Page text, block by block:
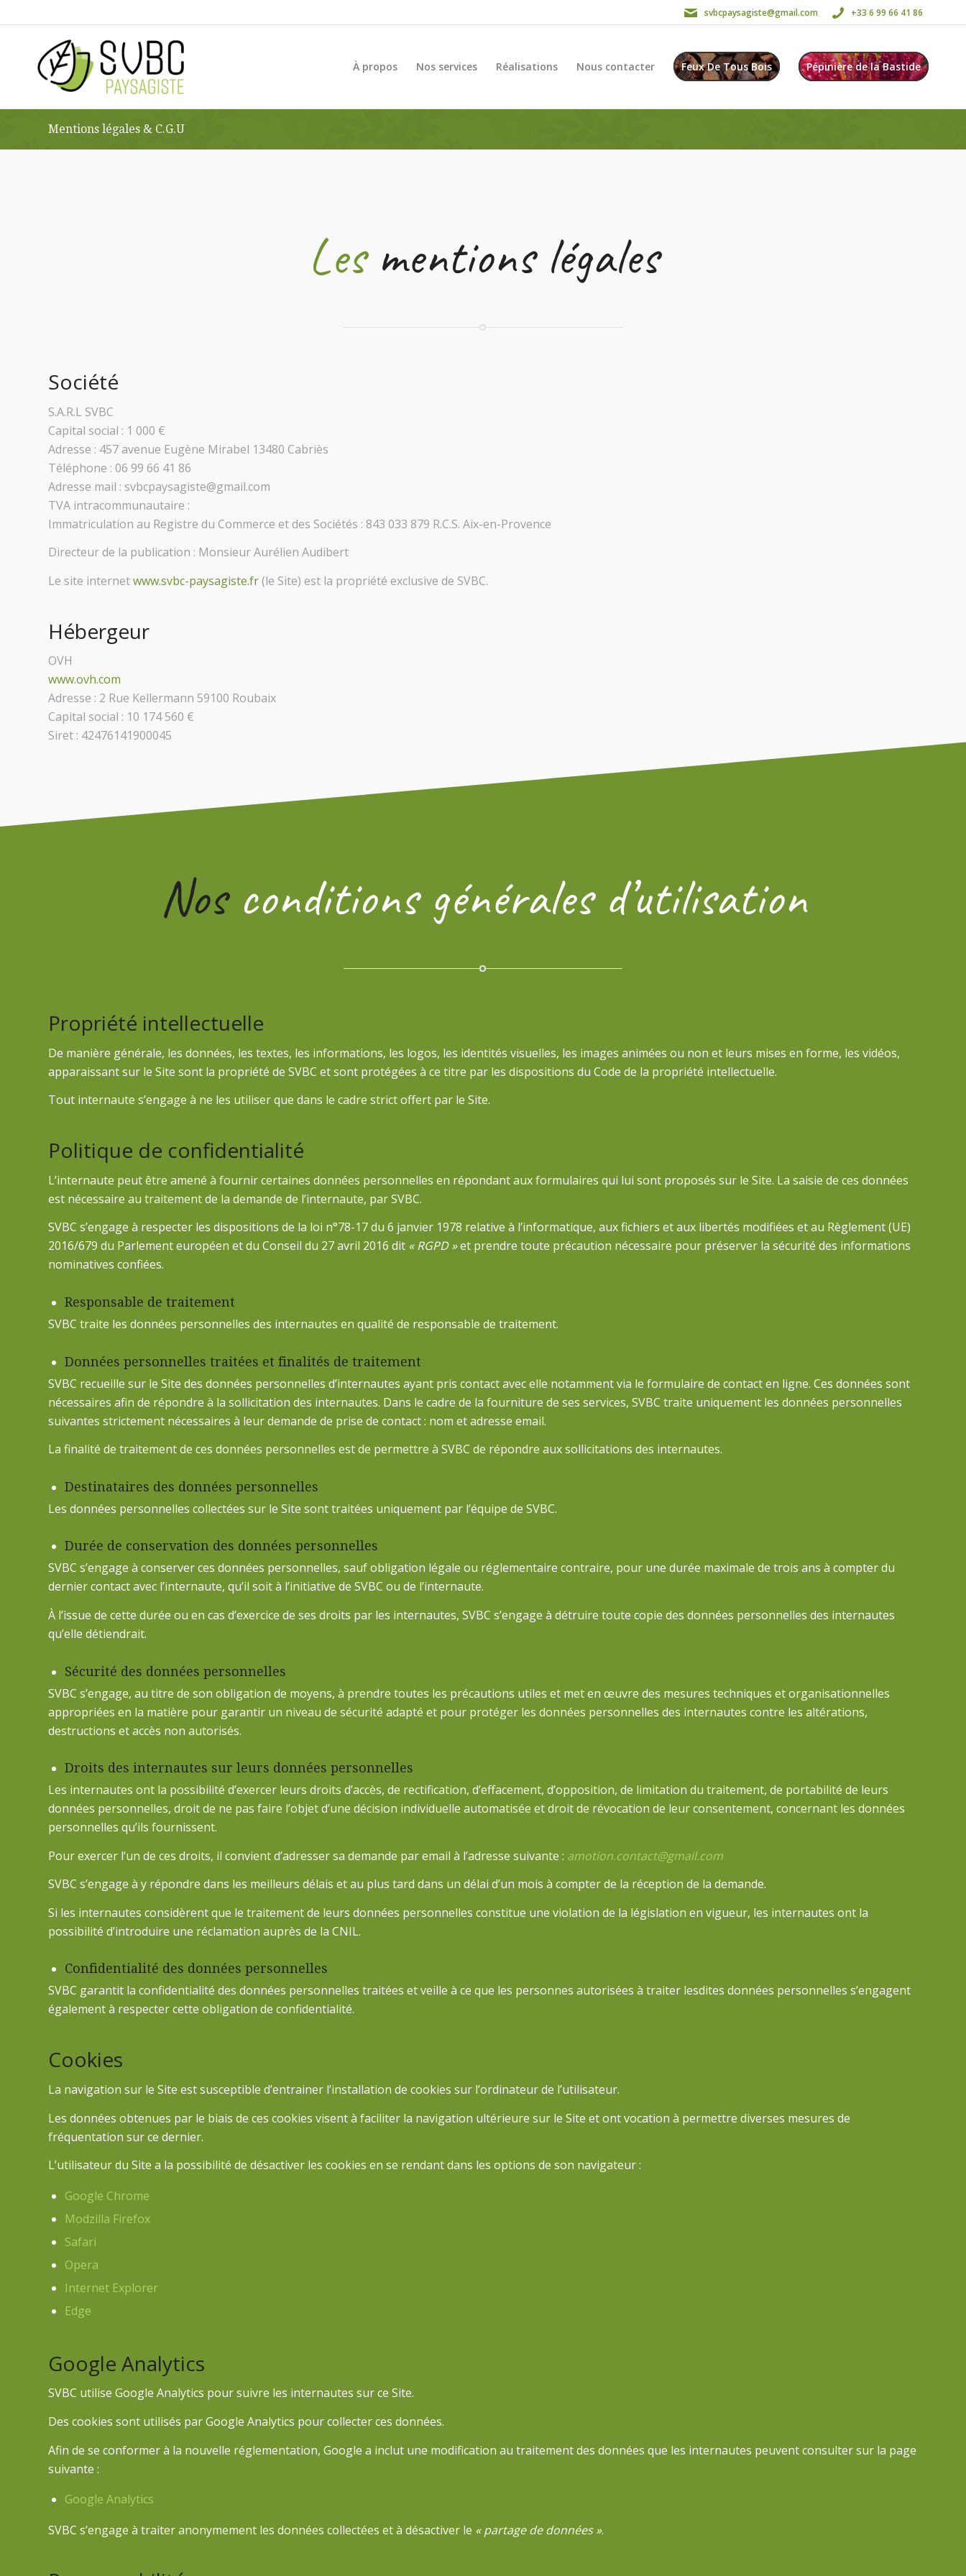
svbcpaysagiste@gmail.com +33 6 99 66 41 86
À propos Nos services Réalisations Nous contacter Feux De Tous Bois Pépinière de la Bastide
Mentions légales & C.G.U
Lesmentions légales
Société
S.A.R.L SVBC
Capital social : 1 000 €
Adresse : 457 avenue Eugène Mirabel 13480 Cabriès
Téléphone : 06 99 66 41 86
Adresse mail : svbcpaysagiste@gmail.com
TVA intracommunautaire :
Immatriculation au Registre du Commerce et des Sociétés : 843 033 879 R.C.S. Aix-en-Provence
Directeur de la publication : Monsieur Aurélien Audibert
Le site internetwww.svbc-paysagiste.fr (le Site) est la propriété exclusive de SVBC.
Hébergeur
OVH
www.ovh.com
Adresse : 2 Rue Kellermann 59100 Roubaix
Capital social : 10 174 560 €
Siret : 42476141900045
Nosconditions générales d’utilisation
Propriété intellectuelle
De manière générale, les données, les textes, les informations, les logos, les identités visuelles, les images animées ou non et leurs mises en forme, les vidéos,
apparaissant sur le Site sont la propriété de SVBC et sont protégées à ce titre par les dispositions du Code de la propriété intellectuelle.
Tout internaute s’engage à ne les utiliser que dans le cadre strict offert par le Site.
Politique de confidentialité
L’internaute peut être amené à fournir certaines données personnelles en répondant aux formulaires qui lui sont proposés sur le Site. La saisie de ces données
est nécessaire au traitement de la demande de l’internaute, par SVBC.
SVBC s’engage à respecter les dispositions de la loi n°78-17 du 6 janvier 1978 relative à l’informatique, aux fichiers et aux libertés modifiées et au Règlement (UE)
2016/679 du Parlement européen et du Conseil du 27 avril 2016 dit « RGPD »et prendre toute précaution nécessaire pour préserver la sécurité des informations
nominatives confiées.
Responsable de traitement
SVBC traite les données personnelles des internautes en qualité de responsable de traitement.
Données personnelles traitées et finalités de traitement
SVBC recueille sur le Site des données personnelles d’internautes ayant pris contact avec elle notamment via le formulaire de contact en ligne. Ces données sont
nécessaires afin de répondre à la sollicitation des internautes. Dans le cadre de la fourniture de ses services, SVBC traite uniquement les données personnelles
suivantes strictement nécessaires à leur demande de prise de contact : nom et adresse email.
La finalité de traitement de ces données personnelles est de permettre à SVBC de répondre aux sollicitations des internautes.
Destinataires des données personnelles
Les données personnelles collectées sur le Site sont traitées uniquement par l’équipe de SVBC.
Durée de conservation des données personnelles
SVBC s’engage à conserver ces données personnelles, sauf obligation légale ou réglementaire contraire, pour une durée maximale de trois ans à compter du
dernier contact avec l’internaute, qu’il soit à l’initiative de SVBC ou de l’internaute.
À l’issue de cette durée ou en cas d’exercice de ses droits par les internautes, SVBC s’engage à détruire toute copie des données personnelles des internautes
qu’elle détiendrait.
Sécurité des données personnelles
SVBC s’engage, au titre de son obligation de moyens, à prendre toutes les précautions utiles et met en œuvre des mesures techniques et organisationnelles
appropriées en la matière pour garantir un niveau de sécurité adapté et pour protéger les données personnelles des internautes contre les altérations,
destructions et accès non autorisés.
Droits des internautes sur leurs données personnelles
Les internautes ont la possibilité d’exercer leurs droits d’accès, de rectification, d’effacement, d’opposition, de limitation du traitement, de portabilité de leurs
données personnelles, droit de ne pas faire l’objet d’une décision individuelle automatisée et droit de révocation de leur consentement, concernant les données
personnelles qu’ils fournissent.
Pour exercer l’un de ces droits, il convient d’adresser sa demande par email à l’adresse suivante : amotion.contact@gmail.com
SVBC s’engage à y répondre dans les meilleurs délais et au plus tard dans un délai d’un mois à compter de la réception de la demande.
Si les internautes considèrent que le traitement de leurs données personnelles constitue une violation de la législation en vigueur, les internautes ont la
possibilité d’introduire une réclamation auprès de la CNIL.
Confidentialité des données personnelles
SVBC garantit la confidentialité des données personnelles traitées et veille à ce que les personnes autorisées à traiter lesdites données personnelles s’engagent
également à respecter cette obligation de confidentialité.
Cookies
La navigation sur le Site est susceptible d’entrainer l’installation de cookies sur l’ordinateur de l’utilisateur.
Les données obtenues par le biais de ces cookies visent à faciliter la navigation ultérieure sur le Site et ont vocation à permettre diverses mesures de
fréquentation sur ce dernier.
L’utilisateur du Site a la possibilité de désactiver les cookies en se rendant dans les options de son navigateur :
Google Chrome
Modzilla Firefox
Safari
Opera
Internet Explorer
Edge
Google Analytics
SVBC utilise Google Analytics pour suivre les internautes sur ce Site.
Des cookies sont utilisés par Google Analytics pour collecter ces données.
Afin de se conformer à la nouvelle réglementation, Google a inclut une modification au traitement des données que les internautes peuvent consulter sur la page
suivante :
Google Analytics
SVBC s’engage à traiter anonymement les données collectées et à désactiver le « partage de données ».